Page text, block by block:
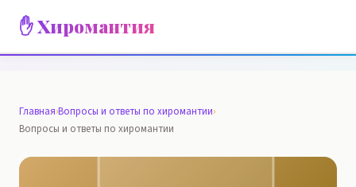
✋ Хиромантия
Главная›Вопросы и ответы по хиромантии›
Вопросы и ответы по хиромантии